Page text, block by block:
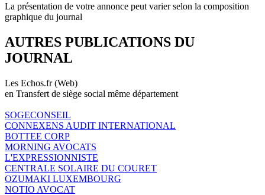
La présentation de votre annonce peut varier selon la composition
graphique du journal
AUTRES PUBLICATIONS DU
JOURNAL
Les Echos.fr (Web)
en Transfert de siège social même département
SOGECONSEIL
CONNEXENS AUDIT INTERNATIONAL
BOTTEE CORP
MORNING AVOCATS
L'EXPRESSIONNISTE
CENTRALE SOLAIRE DU COURET
OZUMAKI LUXEMBOURG
NOTIO AVOCAT